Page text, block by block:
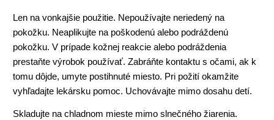
Len na vonkajšie použitie. Nepoužívajte neriedený na
pokožku. Neaplikujte na poškodenú alebo podráždenú
pokožku. V prípade kožnej reakcie alebo podráždenia
prestaňte výrobok používať. Zabráňte kontaktu s očami, ak k
tomu dôjde, umyte postihnuté miesto. Pri požití okamžite
vyhľadajte lekársku pomoc. Uchovávajte mimo dosahu detí.
Skladujte na chladnom mieste mimo slnečného žiarenia.